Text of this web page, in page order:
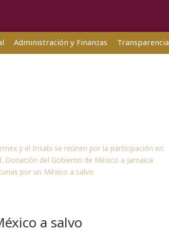
Administración y Finanzas Transparencia
y el Insabi se reúnen por la participación en
Donación del Gobierno de México a Jamaica
por un México a salvo
a salvo